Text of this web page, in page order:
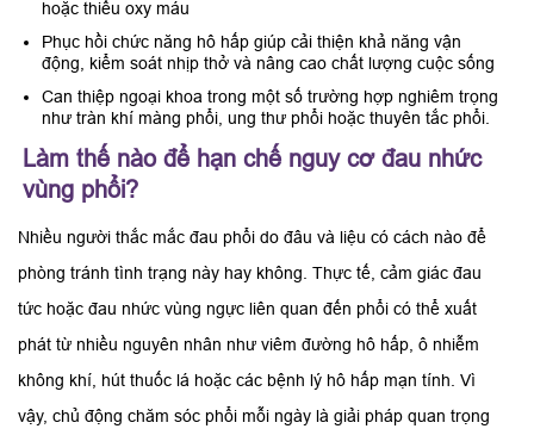
hoặc thiếu oxy máu
Phục hồi chức năng hô hấp giúp cải thiện khả năng vận
động, kiểm soát nhịp thở và nâng cao chất lượng cuộc sống
Can thiệp ngoại khoa trong một số trường hợp nghiêm trọng
như tràn khí màng phổi, ung thư phổi hoặc thuyên tắc phổi.
Làm thế nào để hạn chế nguy cơ đau nhức
vùng phổi?
Nhiều người thắc mắc đau phổi do đâu và liệu có cách nào để
phòng tránh tình trạng này hay không. Thực tế, cảm giác đau
tức hoặc đau nhức vùng ngực liên quan đến phổi có thể xuất
phát từ nhiều nguyên nhân như viêm đường hô hấp, ô nhiễm
không khí, hút thuốc lá hoặc các bệnh lý hô hấp mạn tính. Vì
vậy, chủ động chăm sóc phổi mỗi ngày là giải pháp quan trọng